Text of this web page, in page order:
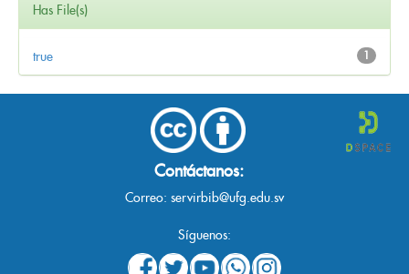
Has File(s)
1
true
Contáctanos:
Correo: servirbib@ufg.edu.sv
Síguenos: